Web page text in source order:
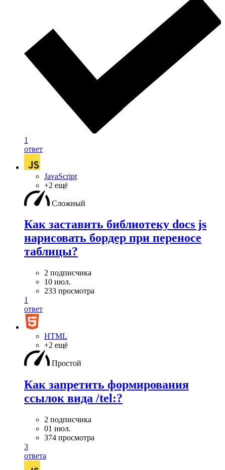
1
ответ
JavaScript
+2 ещё
Сложный
Как заставить библиотеку docs js
нарисовать бордер при переносе
таблицы?
2 подписчика
10 июл.
233 просмотра
1
ответ
HTML
+2 ещё
Простой
Как запретить формирования
ссылок вида /tel:?
2 подписчика
01 июл.
374 просмотра
3
ответа